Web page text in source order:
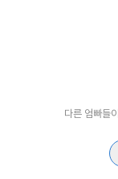
다른 엄빠들